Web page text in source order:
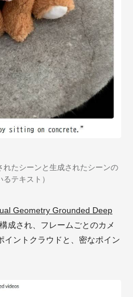
たシーンと生成されたシーンの
テキスト）
Geometry Grounded Deep
成され、フレームごとのカメ
イントクラウドと、密なポイン